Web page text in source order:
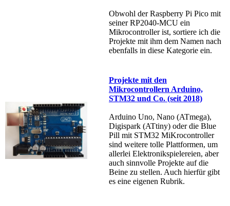
Obwohl der Raspberry Pi Pico mit
seiner RP2040-MCU ein
Mikrocontroller ist, sortiere ich die
Projekte mit ihm dem Namen nach
ebenfalls in diese Kategorie ein.
Projekte mit den
Mikrocontrollern Arduino,
STM32 und Co. (seit 2018)
Arduino Uno, Nano (ATmega),
Digispark (ATtiny) oder die Blue
Pill mit STM32 MiKrocontroller
sind weitere tolle Plattformen, um
allerlei Elektronikspielereien, aber
auch sinnvolle Projekte auf die
Beine zu stellen. Auch hierfür gibt
es eine eigenen Rubrik.